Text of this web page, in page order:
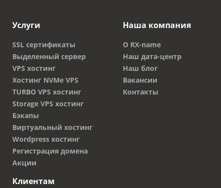
Услуги
SSL сертификаты
Выделенный сервер
VPS хостинг
Хостинг NVMe VPS
TURBO VPS хостинг
Storage VPS хостинг
Бэкапы
Виртуальный хостинг
Wordpress хостинг
Регистрация домена
Акции
Наша компания
О RX-name
Наш дата-центр
Наш блог
Вакансии
Контакты
Клиентам